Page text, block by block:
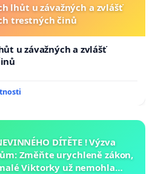
lhůt u závažných a zvlášť
trestných činů
u závažných a zvlášť
DÍTĚTE ! Výzva
Změňte urychleně zákon,
Viktorky už nemohla